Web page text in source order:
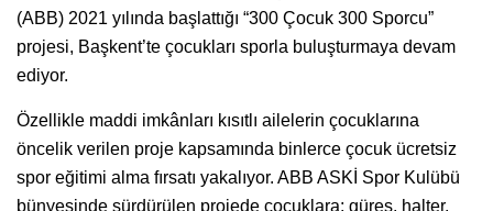
(ABB) 2021 yılında başlattığı “300 Çocuk 300 Sporcu”
projesi, Başkent’te çocukları sporla buluşturmaya devam
ediyor.
Özellikle maddi imkânları kısıtlı ailelerin çocuklarına
öncelik verilen proje kapsamında binlerce çocuk ücretsiz
spor eğitimi alma fırsatı yakalıyor. ABB ASKİ Spor Kulübü
bünyesinde sürdürülen projede çocuklara; güreş, halter,